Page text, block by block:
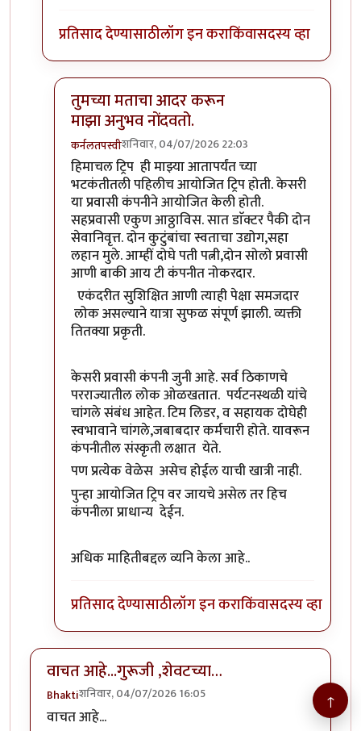
प्रतिसाद देण्यासाठीलॉग इन कराकिंवासदस्य व्हा
तुमच्या मताचा आदर करून
माझा अनुभव नोंदवतो.
कर्नलतपस्वीशनिवार, 04/07/2026 22:03
In reply toतुम्ही चांगल्या मनाने प्रतिक्रिया घेता म्हणून
हिमाचल ट्रिप ही माझ्या आतापर्यंत च्या
भटकंतीतली पहिलीच आयोजित ट्रिप होती. केसरी
या प्रवासी कंपनीने आयोजित केली होती.
सहप्रवासी एकुण आठ्ठाविस. सात डाॅक्टर पैकी दोन
सेवानिवृत्त. दोन कुटुंबांचा स्वताचा उद्योग,सहा
लहान मुले. आम्हीं दोघे पती पत्नी,दोन सोलो प्रवासी
आणी बाकी आय टी कंपनीत नोकरदार.
एकंदरीत सुशिक्षित आणी त्याही पेक्षा समजदार
लोक असल्याने यात्रा सुफळ संपूर्ण झाली. व्यक्ती
तितक्या प्रकृती.
केसरी प्रवासी कंपनी जुनी आहे. सर्व ठिकाणचे
परराज्यातील लोक ओळखतात. पर्यटनस्थळी यांचे
चांगले संबंध आहेत. टिम लिडर, व सहायक दोघेही
स्वभावाने चांगले,जबाबदार कर्मचारी होते. यावरून
कंपनीतील संस्कृती लक्षात येते.
पण प्रत्येक वेळेस असेच होईल याची खात्री नाही.
पुन्हा आयोजित ट्रिप वर जायचे असेल तर हिच
कंपनीला प्राधान्य देईन.
अधिक माहितीबद्दल व्यनि केला आहे..
प्रतिसाद देण्यासाठीलॉग इन कराकिंवासदस्य व्हा
वाचत आहे...गुरूजी ,शेवटच्या…
Bhaktiशनिवार, 04/07/2026 16:05
वाचत आहे...
↑